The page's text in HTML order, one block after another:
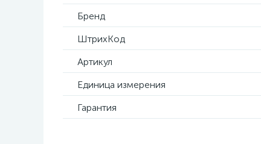
Бренд
ШтрихКод
Артикул
Единица измерения
Гарантия